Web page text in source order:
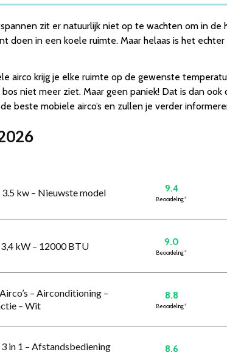
zit er natuurlijk niet op te wachten om in
in een koele ruimte. Maar helaas is het
airco krijg je elke ruimte op de gewenste
niet meer ziet. Maar geen paniek! Dat is dan
beste mobiele airco’s en zullen je verder
kw – Nieuwste model 9.4
Beoordeling*
kW – 12000 BTU 9.0
Beoordeling*
– Airconditioning –
– Wit
8.8
Beoordeling*
in 1 – Afstandsbediening
8.6